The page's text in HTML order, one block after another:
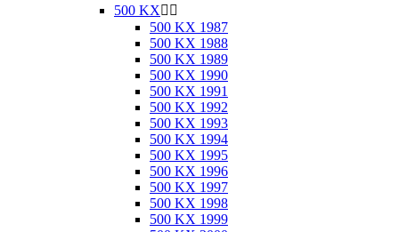
500 KX 
500 KX 1987
500 KX 1988
500 KX 1989
500 KX 1990
500 KX 1991
500 KX 1992
500 KX 1993
500 KX 1994
500 KX 1995
500 KX 1996
500 KX 1997
500 KX 1998
500 KX 1999